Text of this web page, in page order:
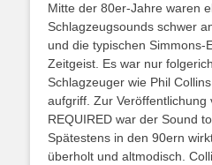
Mitte der 80er-Jahre waren
Schlagzeugsounds schwer
und die typischen Simmons-
Zeitgeist. Es war nur
Schlagzeuger wie Phil
aufgriff. Zur Veröffentlichung
REQUIRED war der Sound
Spätestens in den 90ern
überholt und altmodisch.